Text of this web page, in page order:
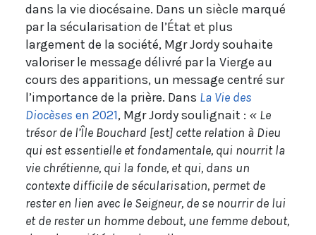
dans la vie diocésaine. Dans un siècle marqué
par la sécularisation de l’État et plus
largement de la société, Mgr Jordy souhaite
valoriser le message délivré par la Vierge au
cours des apparitions, un message centré sur
l’importance de la prière. Dans La Vie des
Diocèses en 2021, Mgr Jordy soulignait : « Le
trésor de l’Île Bouchard [est] cette relation à Dieu
qui est essentielle et fondamentale, qui nourrit la
vie chrétienne, qui la fonde, et qui, dans un
contexte difficile de sécularisation, permet de
rester en lien avec le Seigneur, de se nourrir de lui
et de rester un homme debout, une femme debout,